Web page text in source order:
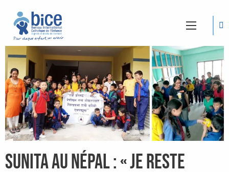
Sunita au Népal : « Je reste